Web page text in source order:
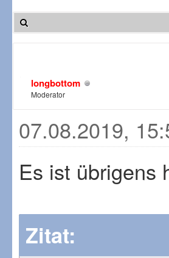
longbottom
Moderator
07.08.2019,
Es ist übrigens
Zitat: